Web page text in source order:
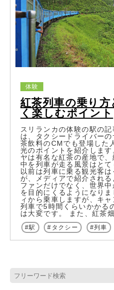
紅茶列車の乗り方
く楽しむポイント
体験
スリランカの体験の駅の
は、タクシードライバー
茶飲料のCMでも登場した
光のポイントを紹介しま
ヤは有名な紅茶の産地で
中を列車が走る風景はとて
以前は列車に乗る観光客
が、メディアで紹介され
ファンだけでなく、世界
を目的にくるようになり
ィから乗車しますが、キ
列車で5時間くらいかかる
は大変です。 また、紅茶
駅 タクシー 列車